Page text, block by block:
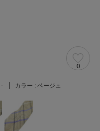
0
- カラー : ベージュ